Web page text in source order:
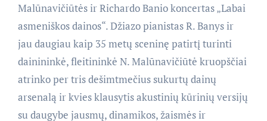
Malūnavičiūtės ir Richardo Banio koncertas „Labai
asmeniškos dainos“. Džiazo pianistas R. Banys ir
jau daugiau kaip 35 metų sceninę patirtį turinti
dainininkė, fleitininkė N. Malūnavičiūtė kruopščiai
atrinko per tris dešimtmečius sukurtų dainų
arsenalą ir kvies klausytis akustinių kūrinių versijų
su daugybe jausmų, dinamikos, žaismės ir